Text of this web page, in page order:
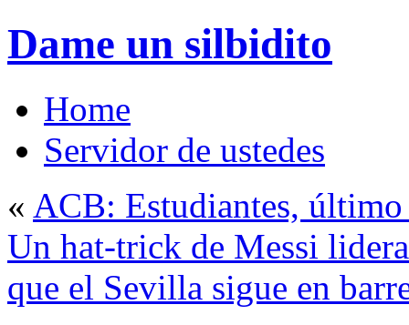
Dame un silbidito
Home
Servidor de ustedes
« ACB: Estudiantes, último
Un hat-trick de Messi
que el Sevilla sigue en